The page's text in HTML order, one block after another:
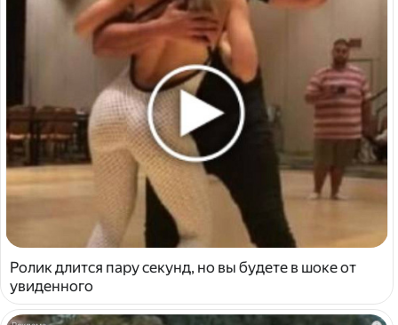
Ролик длится пару секунд, но вы будете в шоке от
увиденного